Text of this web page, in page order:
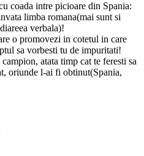
coada intre picioare din Spania:
limba romana(mai sunt si
verbala)!
o promovezi in cotetul in care
sa vorbesti tu de impuritati!
atata timp cat te feresti sa
oriunde l-ai fi obtinut(Spania,